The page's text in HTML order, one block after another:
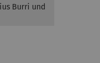
Burri und